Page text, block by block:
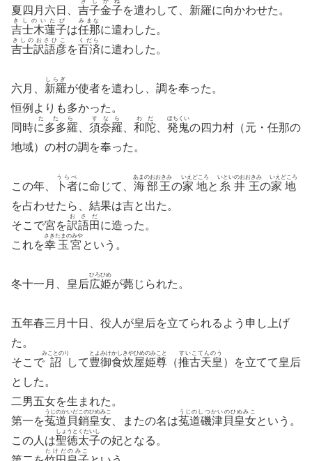
夏四月六日、 吉子金子を遣わして、新羅に向かわせた。
吉士木蓮子
きしのいたび
は任那
みまな
に遣わした。
吉士訳語彦
きしのおさひこ
を百済
くだら
に遣わした。
六月、 新羅
しらぎ
が使者を遣わし、調を奉った。
恒例よりも多かった。
同時に多多羅
たたら
須奈羅
すなら
和陀
わだ
発鬼
ほちくい
の四力村（元・任那の
地域）の村の調を奉った。
この年、 卜者
うらべ
に命じて、 海部王
あまのおおきみ
の家地
いえどころ
と 糸井王
いといのおおきみ
の家地
いえどころ
を占わせたら、結果は吉と出た。
そこで宮を訳語田
おさだ
に造った。
これを幸玉宮
さきたまのみや
という。
冬十一月、皇后広姫
ひろひめ
が薨じられた。
五年春三月十日、役人が皇后を立てられるよう申し上げ
た。
そこで 詔
みことのり
して豊御食炊屋姫尊
とよみけかしきやひめのみこと
（推古天皇
すいこてんのう
）を立てて皇后
とした。
二男五女を生まれた。
第一を菟道貝銷皇女
うじのかいだこのひめみこ
、またの名は菟道磯津貝皇女
うじのしつかいのひめみこ
という。
この人は聖徳太子
しょうとくたいし
の妃となる。
たけだのみこ